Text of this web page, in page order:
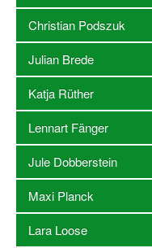
Qualifizierung
SSB
Übersicht
Qualifizierung im
Fachtag Bildung
Erste-Hilfe-
Anmeldeformular /
Bezuschussung
Christian Podszuk
Julian Brede
Katja Rüther
Lennart Fänger
Jule Dobberstein
Maxi Planck
Lara Loose